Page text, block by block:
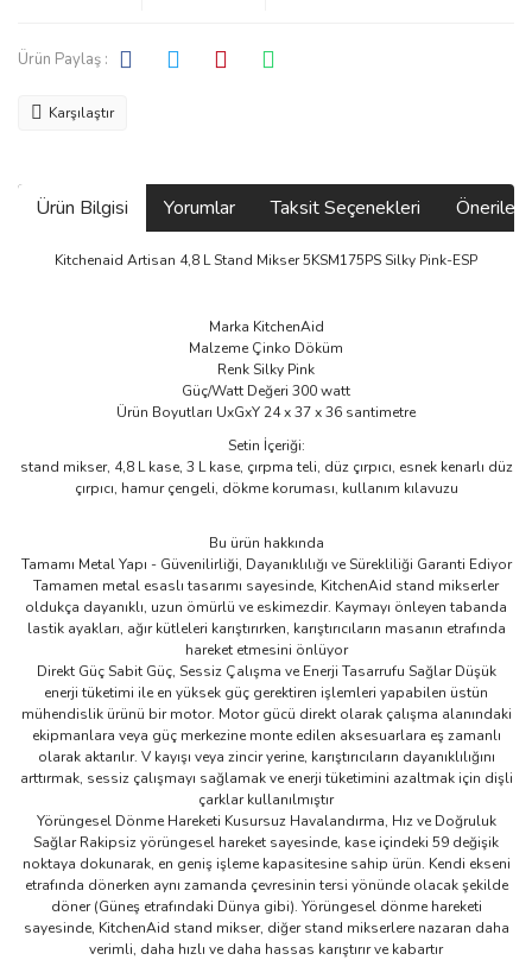
Ürün Paylaş :
Karşılaştır
Ürün Bilgisi Yorumlar Taksit Seçenekleri
Kitchenaid Artisan 4,8 L Stand Mikser 5KSM175PS Silky Pink-ESP
Marka KitchenAid
Malzeme Çinko Döküm
Renk Silky Pink
Güç/Watt Değeri 300 watt
Ürün Boyutları UxGxY 24 x 37 x 36 santimetre
Setin İçeriği:
stand mikser, 4,8 L kase, 3 L kase, çırpma teli, düz çırpıcı, esnek kenarlı düz
çırpıcı, hamur çengeli, dökme koruması, kullanım kılavuzu
Bu ürün hakkında
Tamamı Metal Yapı - Güvenilirliği, Dayanıklılığı ve Sürekliliği Garanti Ediyor
Tamamen metal esaslı tasarımı sayesinde, KitchenAid stand mikserler
oldukça dayanıklı, uzun ömürlü ve eskimezdir. Kaymayı önleyen tabanda
lastik ayakları, ağır kütleleri karıştırırken, karıştırıcıların masanın etrafında
hareket etmesini önlüyor
Direkt Güç Sabit Güç, Sessiz Çalışma ve Enerji Tasarrufu Sağlar Düşük
enerji tüketimi ile en yüksek güç gerektiren işlemleri yapabilen üstün
mühendislik ürünü bir motor. Motor gücü direkt olarak çalışma alanındaki
ekipmanlara veya güç merkezine monte edilen aksesuarlara eş zamanlı
olarak aktarılır. V kayışı veya zincir yerine, karıştırıcıların dayanıklılığını
arttırmak, sessiz çalışmayı sağlamak ve enerji tüketimini azaltmak için dişli
çarklar kullanılmıştır
Yörüngesel Dönme Hareketi Kusursuz Havalandırma, Hız ve Doğruluk
Sağlar Rakipsiz yörüngesel hareket sayesinde, kase içindeki 59 değişik
noktaya dokunarak, en geniş işleme kapasitesine sahip ürün. Kendi ekseni
etrafında dönerken aynı zamanda çevresinin tersi yönünde olacak şekilde
döner (Güneş etrafındaki Dünya gibi). Yörüngesel dönme hareketi
sayesinde, KitchenAid stand mikser, diğer stand mikserlere nazaran daha
verimli, daha hızlı ve daha hassas karıştırır ve kabartır